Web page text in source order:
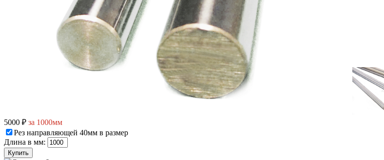
5000 ₽ за 1000мм
Рез направляющей 40мм в размер
Длина в мм: